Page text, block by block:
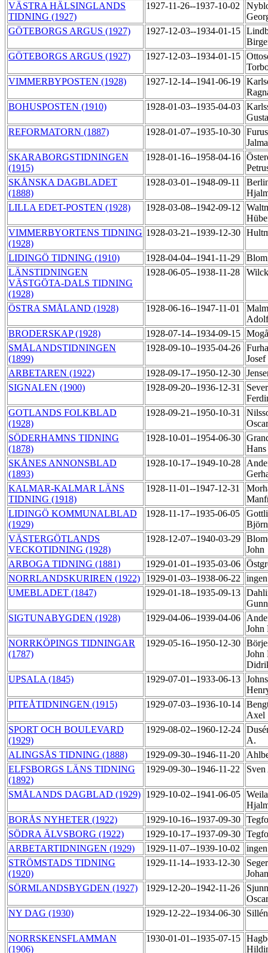
VÄSTRA HÄLSINGLANDS
TIDNING (1927)
1927-11-26--1937-10-02
GÖTEBORGS ARGUS (1927)
1927-12-03--1934-01-15
GÖTEBORGS ARGUS (1927)
1927-12-03--1934-01-15
VIMMERBYPOSTEN (1928)
1927-12-14--1941-06-19
BOHUSPOSTEN (1910)
1928-01-03--1935-04-03
REFORMATORN (1887)
1928-01-07--1935-10-30
SKARABORGSTIDNINGEN
(1915)
1928-01-16--1958-04-16
SKÅNSKA DAGBLADET
(1888)
1928-03-01--1948-09-11
LILLA EDET-POSTEN (1928)
1928-03-08--1942-09-12
VIMMERBYORTENS TIDNING
(1928)
1928-03-21--1939-12-30
LIDINGÖ TIDNING (1910) 1928-04-04--1941-11-29
LÄNSTIDNINGEN
VÄSTGÖTA-DALS TIDNING
(1928)
1928-06-05--1938-11-28
ÖSTRA SMÅLAND (1928) 1928-06-16--1947-11-01
BRODERSKAP (1928)
1928-07-14--1934-09-15
SMÅLANDSTIDNINGEN
(1899)
1928-09-10--1935-04-26
Josef
ARBETAREN (1922)
1928-09-17--1950-12-30
SIGNALEN (1900)
1928-09-20--1936-12-31
GOTLANDS FOLKBLAD
(1928)
1928-09-21--1950-10-31
SÖDERHAMNS TIDNING
(1878)
1928-10-01--1954-06-30
Hans
SKÅNES ANNONSBLAD
(1893)
1928-10-17--1949-10-28
KALMAR-KALMAR LÄNS
TIDNING (1918)
1928-11-01--1947-12-31
LIDINGÖ KOMMUNALBLAD
(1929)
1928-11-17--1935-06-05
VÄSTERGÖTLANDS
VECKOTIDNING (1928)
1928-12-07--1940-03-29
John
ARBOGA TIDNING (1881)
1929-01-01--1935-03-06
NORRLANDSKURIREN (1922)
1929-01-03--1938-06-22
UMEBLADET (1847)
1929-01-18--1935-09-13
SIGTUNABYGDEN (1928)
1929-04-06--1939-04-06
John
NORRKÖPINGS TIDNINGAR
(1787)
1929-05-16--1950-12-30
John
UPSALA (1845)
1929-07-01--1933-06-13
PITEÅTIDNINGEN (1915)
1929-07-03--1936-10-14
Axel
SPORT OCH BOULEVARD
(1929)
1929-08-02--1960-12-24
A.
ALINGSÅS TIDNING (1888)
1929-09-30--1946-11-20
ELFSBORGS LÄNS TIDNING
(1892)
1929-09-30--1946-11-22
SMÅLANDS DAGBLAD (1929) 1929-10-02--1941-06-05
BORÅS NYHETER (1922)
1929-10-16--1937-09-30
SÖDRA ÄLVSBORG (1922)
1929-10-17--1937-09-30
ARBETARTIDNINGEN (1929)
1929-11-07--1939-10-02
STRÖMSTADS TIDNING
(1920)
1929-11-14--1933-12-30
SÖRMLANDSBYGDEN (1927)
1929-12-20--1942-11-26
NY DAG (1930)
1929-12-22--1934-06-30
NORRSKENSFLAMMAN
(1906)
1930-01-01--1935-07-15